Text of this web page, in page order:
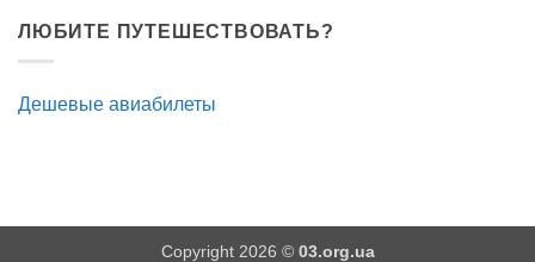
ЛЮБИТЕ ПУТЕШЕСТВОВАТЬ?
Дешевые авиабилеты
Copyright 2026 © 03.org.ua